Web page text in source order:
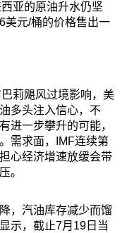
亚的原油升水仍坚
美元/桶的价格售出一
莉飓风过境影响，美
多头注入信心，不
进一步攀升的可能，
需求面，IMF连续第
心经济增速放缓会带
。
，汽油库存减少而馏
示，截止7月19日当